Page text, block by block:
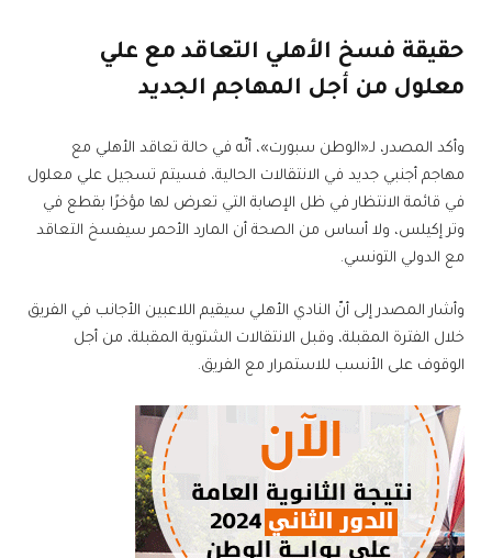
حقيقة فسخ الأهلي التعاقد مع علي
معلول من أجل المهاجم الجديد
وأكد المصدر، لـ«الوطن سبورت»، أنّه في حالة تعاقد الأهلي مع
مهاجم أجنبي جديد في الانتقالات الحالية، فسيتم تسجيل علي معلول
في قائمة الانتظار في ظل الإصابة التي تعرض لها مؤخرًا بقطع في
وتر إكيلس، ولا أساس من الصحة أن المارد الأحمر سيفسخ التعاقد
مع الدولي التونسي.
وأشار المصدر إلى أنّ النادي الأهلي سيقيم اللاعبين الأجانب في الفريق
خلال الفترة المقبلة، وقبل الانتقالات الشتوية المقبلة، من أجل
الوقوف على الأنسب للاستمرار مع الفريق.